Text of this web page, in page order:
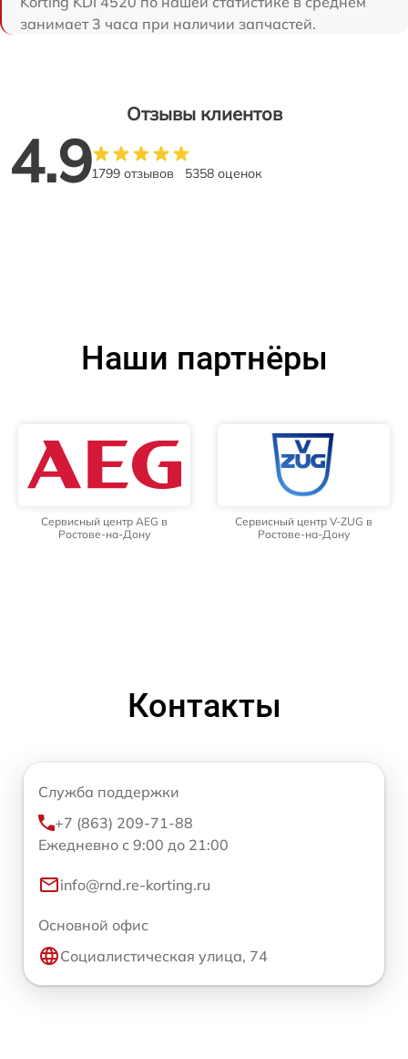
занимает 3 часа при наличии запчастей.
Отзывы клиентов
4.91799 отзывов 5358 оценок
Наши партнёры
Сервисный центр AEG в
Ростове-на-Дону
Сервисный центр V-ZUG в
Ростове-на-Дону
Контакты
Служба поддержки
+7 (863) 209-71-88
Ежедневно с 9:00 до 21:00
info@rnd.re-korting.ru
Основной офис
Социалистическая улица, 74